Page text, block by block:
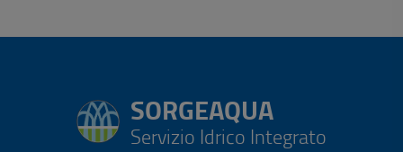
SORGEAQUA
Servizio Idrico Integrato